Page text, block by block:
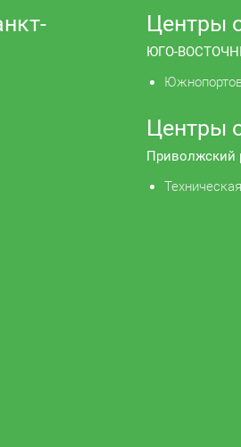
Центры
ЮГО-
Центры
Приволжский